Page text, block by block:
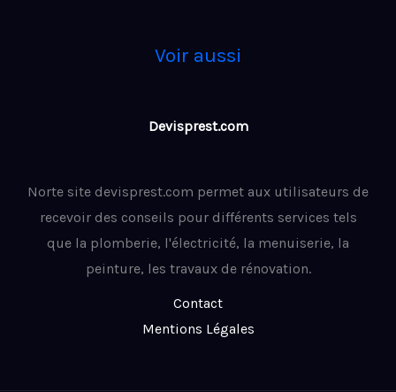
Voir aussi
Devisprest.com
Norte site devisprest.com permet aux utilisateurs de
recevoir des conseils pour différents services tels
que la plomberie, l'électricité, la menuiserie, la
peinture, les travaux de rénovation.
Contact
Mentions Légales